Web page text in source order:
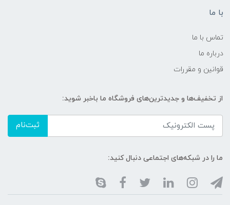
با ما
تماس با ما
درباره ما
قوانین و مقررات
از تخفیف‌ها و جدیدترین‌های فروشگاه ما باخبر شوید:
ثبت‌نام
ما را در شبکه‌های اجتماعی دنبال کنید: